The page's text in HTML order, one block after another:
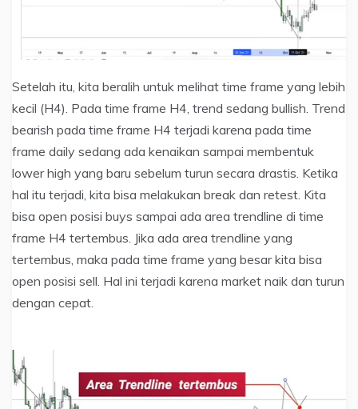
Setelah itu, kita beralih untuk melihat time frame yang lebih
kecil (H4). Pada time frame H4, trend sedang bullish. Trend
bearish pada time frame H4 terjadi karena pada time
frame daily sedang ada kenaikan sampai membentuk
lower high yang baru sebelum turun secara drastis. Ketika
hal itu terjadi, kita bisa melakukan break dan retest. Kita
bisa open posisi buys sampai ada area trendline di time
frame H4 tertembus. Jika ada area trendline yang
tertembus, maka pada time frame yang besar kita bisa
open posisi sell. Hal ini terjadi karena market naik dan turun
dengan cepat.